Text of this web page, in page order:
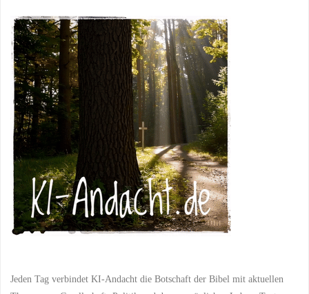
Jeden Tag verbindet KI-Andacht die Botschaft der Bibel mit aktuellen